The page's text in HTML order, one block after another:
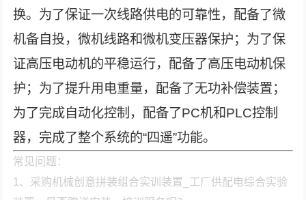
换。为了保证一次线路供电的可靠性，配备了微
机备自投，微机线路和微机变压器保护；为了保
证高压电动机的平稳运行，配备了高压电动机保
护；为了提升用电重量，配备了无功补偿装置；
为了完成自动化控制，配备了PC机和PLC控制
器，完成了整个系统的“四遥”功能。
常见问题：
1、采购机械创意拼装组合实训装置_工厂供配电综合实验